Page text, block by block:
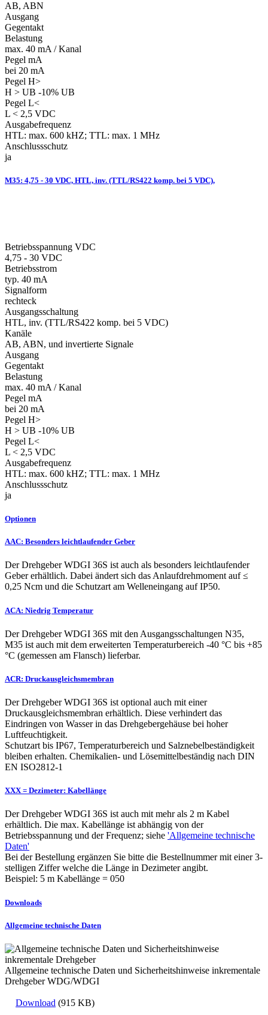
AB, ABN
Ausgang
Gegentakt
Belastung
max. 40 mA / Kanal
Pegel mA
bei 20 mA
Pegel H>
H > UB -10% UB
Pegel L<
L < 2,5 VDC
Ausgabefrequenz
HTL: max. 600 kHZ; TTL: max. 1 MHz
Anschlussschutz
ja
M35: 4,75 - 30 VDC, HTL, inv. (TTL/RS422 komp. bei 5 VDC),
Betriebsspannung VDC
4,75 - 30 VDC
Betriebsstrom
typ. 40 mA
Signalform
rechteck
Ausgangsschaltung
HTL, inv. (TTL/RS422 komp. bei 5 VDC)
Kanäle
AB, ABN, und invertierte Signale
Ausgang
Gegentakt
Belastung
max. 40 mA / Kanal
Pegel mA
bei 20 mA
Pegel H>
H > UB -10% UB
Pegel L<
L < 2,5 VDC
Ausgabefrequenz
HTL: max. 600 kHZ; TTL: max. 1 MHz
Anschlussschutz
ja
Optionen
AAC: Besonders leichtlaufender Geber
Der Drehgeber WDGI 36S ist auch als besonders leichtlaufender
Geber erhältlich. Dabei ändert sich das Anlaufdrehmoment auf ≤
0,25 Ncm und die Schutzart am Welleneingang auf IP50.
ACA: Niedrig Temperatur
Der Drehgeber WDGI 36S mit den Ausgangsschaltungen N35,
M35 ist auch mit dem erweiterten Temperaturbereich -40 °C bis +85
°C (gemessen am Flansch) lieferbar.
ACR: Druckausgleichsmembran
Der Drehgeber WDGI 36S ist optional auch mit einer
Druckausgleichsmembran erhältlich. Diese verhindert das
Eindringen von Wasser in das Drehgebergehäuse bei hoher
Luftfeuchtigkeit.
Schutzart bis IP67, Temperaturbereich und Salznebelbeständigkeit
bleiben erhalten. Chemikalien- und Lösemittelbeständig nach DIN
EN ISO2812-1
XXX = Dezimeter: Kabellänge
Der Drehgeber WDGI 36S ist auch mit mehr als 2 m Kabel
erhältlich. Die max. Kabellänge ist abhängig von der
Betriebsspannung und der Frequenz; siehe 'Allgemeine technische
Daten'
Bei der Bestellung ergänzen Sie bitte die Bestellnummer mit einer 3-
stelligen Ziffer welche die Länge in Dezimeter angibt.
Beispiel: 5 m Kabellänge = 050
Downloads
Allgemeine technische Daten
Allgemeine technische Daten und Sicherheitshinweise inkrementale
Drehgeber WDG/WDGI
Download (915 KB)